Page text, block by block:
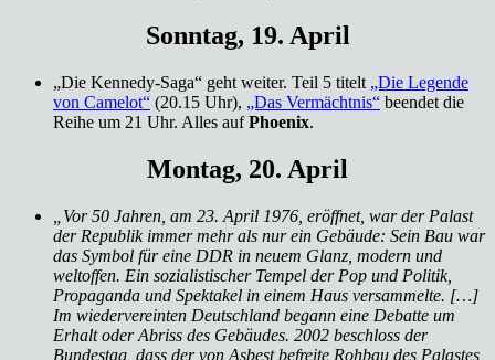
Sonntag, 19. April
„Die Kennedy-Saga“ geht weiter. Teil 5 titelt „Die Legende
von Camelot“ (20.15 Uhr), „Das Vermächtnis“ beendet die
Reihe um 21 Uhr. Alles aufPhoenix.
Montag, 20. April
„Vor 50 Jahren, am 23. April 1976, eröffnet, war der Palast
der Republik immer mehr als nur ein Gebäude: Sein Bau war
das Symbol für eine DDR in neuem Glanz, modern und
weltoffen. Ein sozialistischer Tempel der Pop und Politik,
Propaganda und Spektakel in einem Haus versammelte. […]
Im wiedervereinten Deutschland begann eine Debatte um
Erhalt oder Abriss des Gebäudes. 2002 beschloss der
Bundestag, dass der von Asbest befreite Rohbau des Palastes